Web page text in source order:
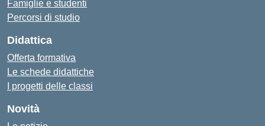
Famiglie e studenti
Percorsi di studio
Didattica
Offerta formativa
Le schede didattiche
I progetti delle classi
Novità